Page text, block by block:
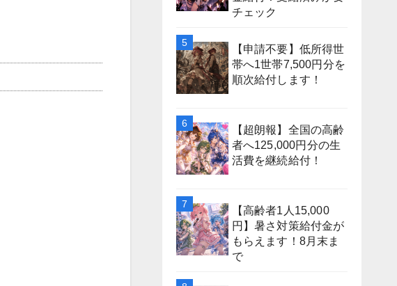
チェック
【申請不要】低所得世
帯へ1世帯7,500円分を
順次給付します！
【超朗報】全国の高齢
者へ125,000円分の生
活費を継続給付！
【高齢者1人15,000
円】暑さ対策給付金が
もらえます！8月末ま
で